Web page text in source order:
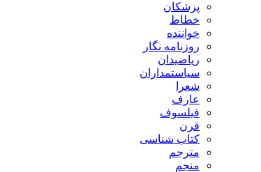
پزشکان
خطاط
خواننده
روزنامه نگار
ریاضیدان
سیاستمداران
شعرا
عارف
فیلسوف
قرن
کتاب شناسی
مترجم
منجم